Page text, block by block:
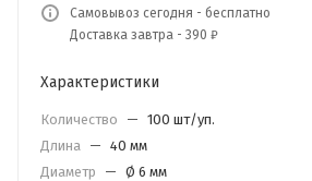
Самовывоз сегодня - бесплатно
Доставка завтра - 390 ₽
Характеристики
Количество — 100 шт/уп.
Длина — 40 мм
Диаметр
— Ø 6 мм